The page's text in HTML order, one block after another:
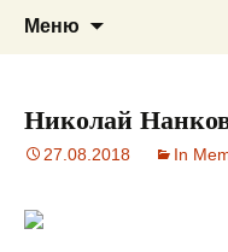
ВЕДРА
Сайт за
мистично
Меню
Николай
27.08.2018 In